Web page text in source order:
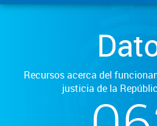
Recursos acerca del
justicia de la